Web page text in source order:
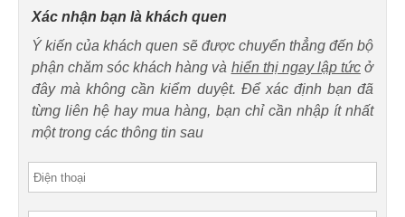
Xác nhận bạn là khách quen
Ý kiến của khách quen sẽ được chuyển thẳng đến bộ
phận chăm sóc khách hàng và hiển thị ngay lập tứcở
đây mà không cần kiểm duyệt. Để xác định bạn đã
từng liên hệ hay mua hàng, bạn chỉ cần nhập ít nhất
một trong các thông tin sau